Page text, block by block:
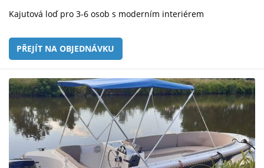
Kajutová loď pro 3-6 osob s moderním interiérem
PŘEJÍT NA OBJEDNÁVKU